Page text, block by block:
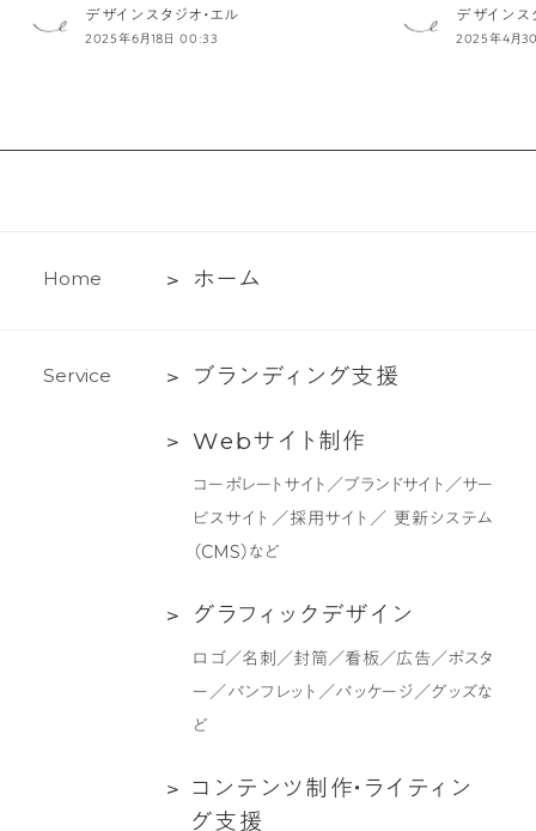
デザインスタジオ・エル
2025年6月18日 00:33
デザインス
2025年4月
Home
ホ
ホーム
Service
ブ
ン
支
ブラ ン ディ ン グ支援
Web
作
Webサ イ ト 制 作
コーポレートサイト／ブランドサイト／サー
ビスサイト／採用サイト／ 更新システム
（CMS）など
グ
ク
グラフ ィ ッ ク デザイ ン
ロゴ／名刺／封筒／看板／広告／ポスタ
ー／パンフレット／パッケージ／グッズな
ど
コ コ ン テ ン ツ制 作・ ラ イ ティ ン
グ支援